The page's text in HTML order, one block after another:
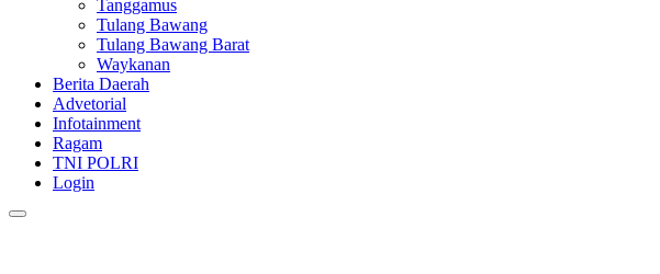
Tanggamus
Tulang Bawang
Tulang Bawang Barat
Waykanan
Berita Daerah
Advetorial
Infotainment
Ragam
TNI POLRI
Login